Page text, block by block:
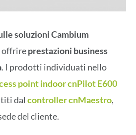
soluzioni Cambium
offrireprestazioni business
. I prodotti individuati nello
point indoor cnPilot E600
dal controller cnMaestro,
del cliente.